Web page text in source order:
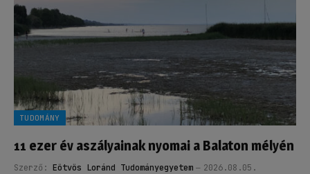
TUDOMÁNY
11 ezer év aszályainak nyomai a Balaton mélyén
Szerző: Eötvös Loránd Tudományegyetem 2026.08.05.